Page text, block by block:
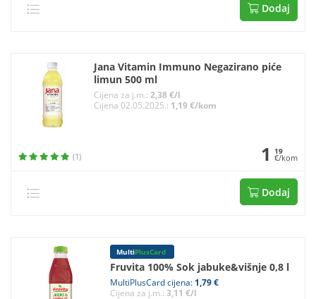
Dodaj
Jana Vitamin Immuno Negazirano piće
limun 500 ml
Cijena za j.m.: 2,38 €/l
Cijena 02.05.2025.: 1,19 €/kom
(1) 1 19
€/kom
Dodaj
MultiPlusCard
Fruvita 100% Sok jabuke&višnje 0,8 l
MultiPlusCard cijena: 1,79 €
Cijena za j.m.: 3,11 €/l